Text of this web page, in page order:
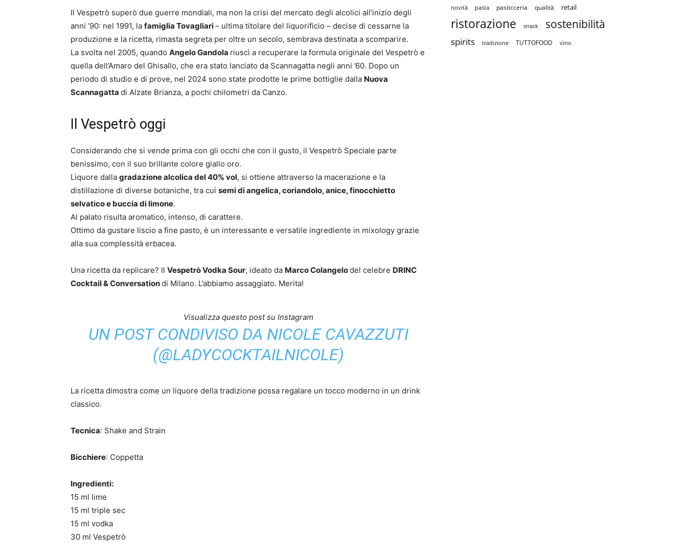
Il Vespetrò superò due guerre mondiali, ma non la crisi del mercato degli alcolici all’inizio degli
anni ’90: nel 1991, la famiglia Tovagliari– ultima titolare del liquorificio – decise di cessarne la
produzione e la ricetta, rimasta segreta per oltre un secolo, sembrava destinata a scomparire.
La svolta nel 2005, quando Angelo Gandola riuscì a recuperare la formula originale del Vespetrò e
quella dell’Amaro del Ghisallo, che era stato lanciato da Scannagatta negli anni ’60. Dopo un
periodo di studio e di prove, nel 2024 sono state prodotte le prime bottiglie dalla Nuova
Scannagatta di Alzate Brianza, a pochi chilometri da Canzo.
Il Vespetrò oggi
Considerando che si vende prima con gli occhi che con il gusto, il Vespetrò Speciale parte
benissimo, con il suo brillante colore giallo oro.
Liquore dalla gradazione alcolica del 40% vol, si ottiene attraverso la macerazione e la
distillazione di diverse botaniche, tra cui semi di angelica, coriandolo, anice, finocchietto
selvatico e buccia di limone.
Al palato risulta aromatico, intenso, di carattere.
Ottimo da gustare liscio a fine pasto, è un interessante e versatile ingrediente in mixology grazie
alla sua complessità erbacea.
Una ricetta da replicare? Il Vespetrò Vodka Sour, ideato da Marco Colangelodel celebre DRINC
Cocktail & Conversationdi Milano. L’abbiamo assaggiato. Merita!
Visualizza questo post su Instagram
UN POST CONDIVISO DA NICOLE CAVAZZUTI
(@LADYCOCKTAILNICOLE)
La ricetta dimostra come un liquore della tradizione possa regalare un tocco moderno in un drink
classico.
Tecnica: Shake and Strain
Bicchiere: Coppetta
Ingredienti:
15 ml lime
15 ml triple sec
15 ml vodka
30 ml Vespetrò
novità pasta pasticceria qualità retail
ristorazione snack sostenibilità
spirits tradizione TUTTOFOOD vino